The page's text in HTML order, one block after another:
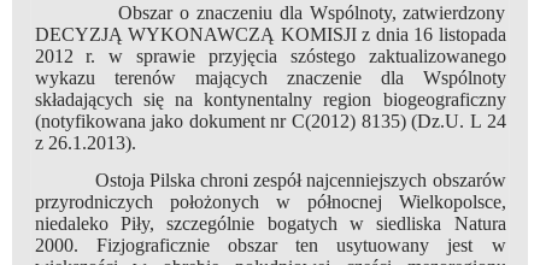
Obszar o znaczeniu dla Wspólnoty, zatwierdzony
DECYZJĄ WYKONAWCZĄ KOMISJI z dnia 16 listopada
2012 r. w sprawie przyjęcia szóstego zaktualizowanego
wykazu terenów mających znaczenie dla Wspólnoty
składających się na kontynentalny region biogeograficzny
(notyfikowana jako dokument nr C(2012) 8135) (Dz.U. L 24
z 26.1.2013).
Ostoja Pilska chroni zespół najcenniejszych obszarów
przyrodniczych położonych w północnej Wielkopolsce,
niedaleko Piły, szczególnie bogatych w siedliska Natura
2000. Fizjograficznie obszar ten usytuowany jest w